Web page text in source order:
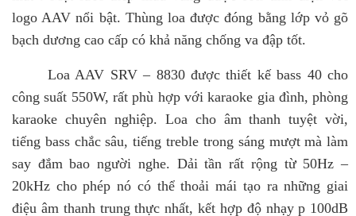
logo AAV nổi bật. Thùng loa được đóng bằng lớp vỏ gõ
bạch dương cao cấp có khả năng chống va đập tốt.
Loa AAV SRV – 8830 được thiết kế bass 40 cho
công suất 550W, rất phù hợp với karaoke gia đình, phòng
karaoke chuyên nghiệp. Loa cho âm thanh tuyệt vời,
tiếng bass chắc sâu, tiếng treble trong sáng mượt mà làm
say đắm bao người nghe. Dải tần rất rộng từ 50Hz –
20kHz cho phép nó có thể thoải mái tạo ra những giai
điệu âm thanh trung thực nhất, kết hợp độ nhạy p 100dB